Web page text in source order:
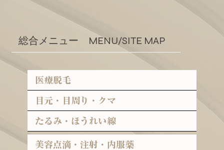
二重埋没法とは？効果・持続期間・ダウ
ンタイムを銀座の医師が解説
医療脱毛
目元・目周り・クマ
たるみ・ほうれい線
美容点滴・注射・内服薬
総合メニュー MENU/SITE MAP